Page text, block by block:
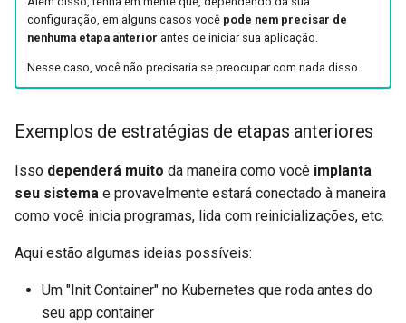
configuração, em alguns casos você pode nem precisar de
nenhuma etapa anterior antes de iniciar sua aplicação.
Nesse caso, você não precisaria se preocupar com nada disso. 🤷
Exemplos de estratégias de etapas anteriores
Isso dependerá muito da maneira como você implanta
seu sistema e provavelmente estará conectado à maneira
como você inicia programas, lida com reinicializações, etc.
Aqui estão algumas ideias possíveis:
Um "Init Container" no Kubernetes que roda antes do
seu app container